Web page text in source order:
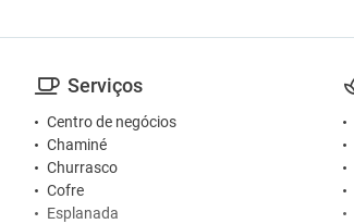
Serviços
Centro de negócios
Chaminé
Churrasco
Cofre
Esplanada